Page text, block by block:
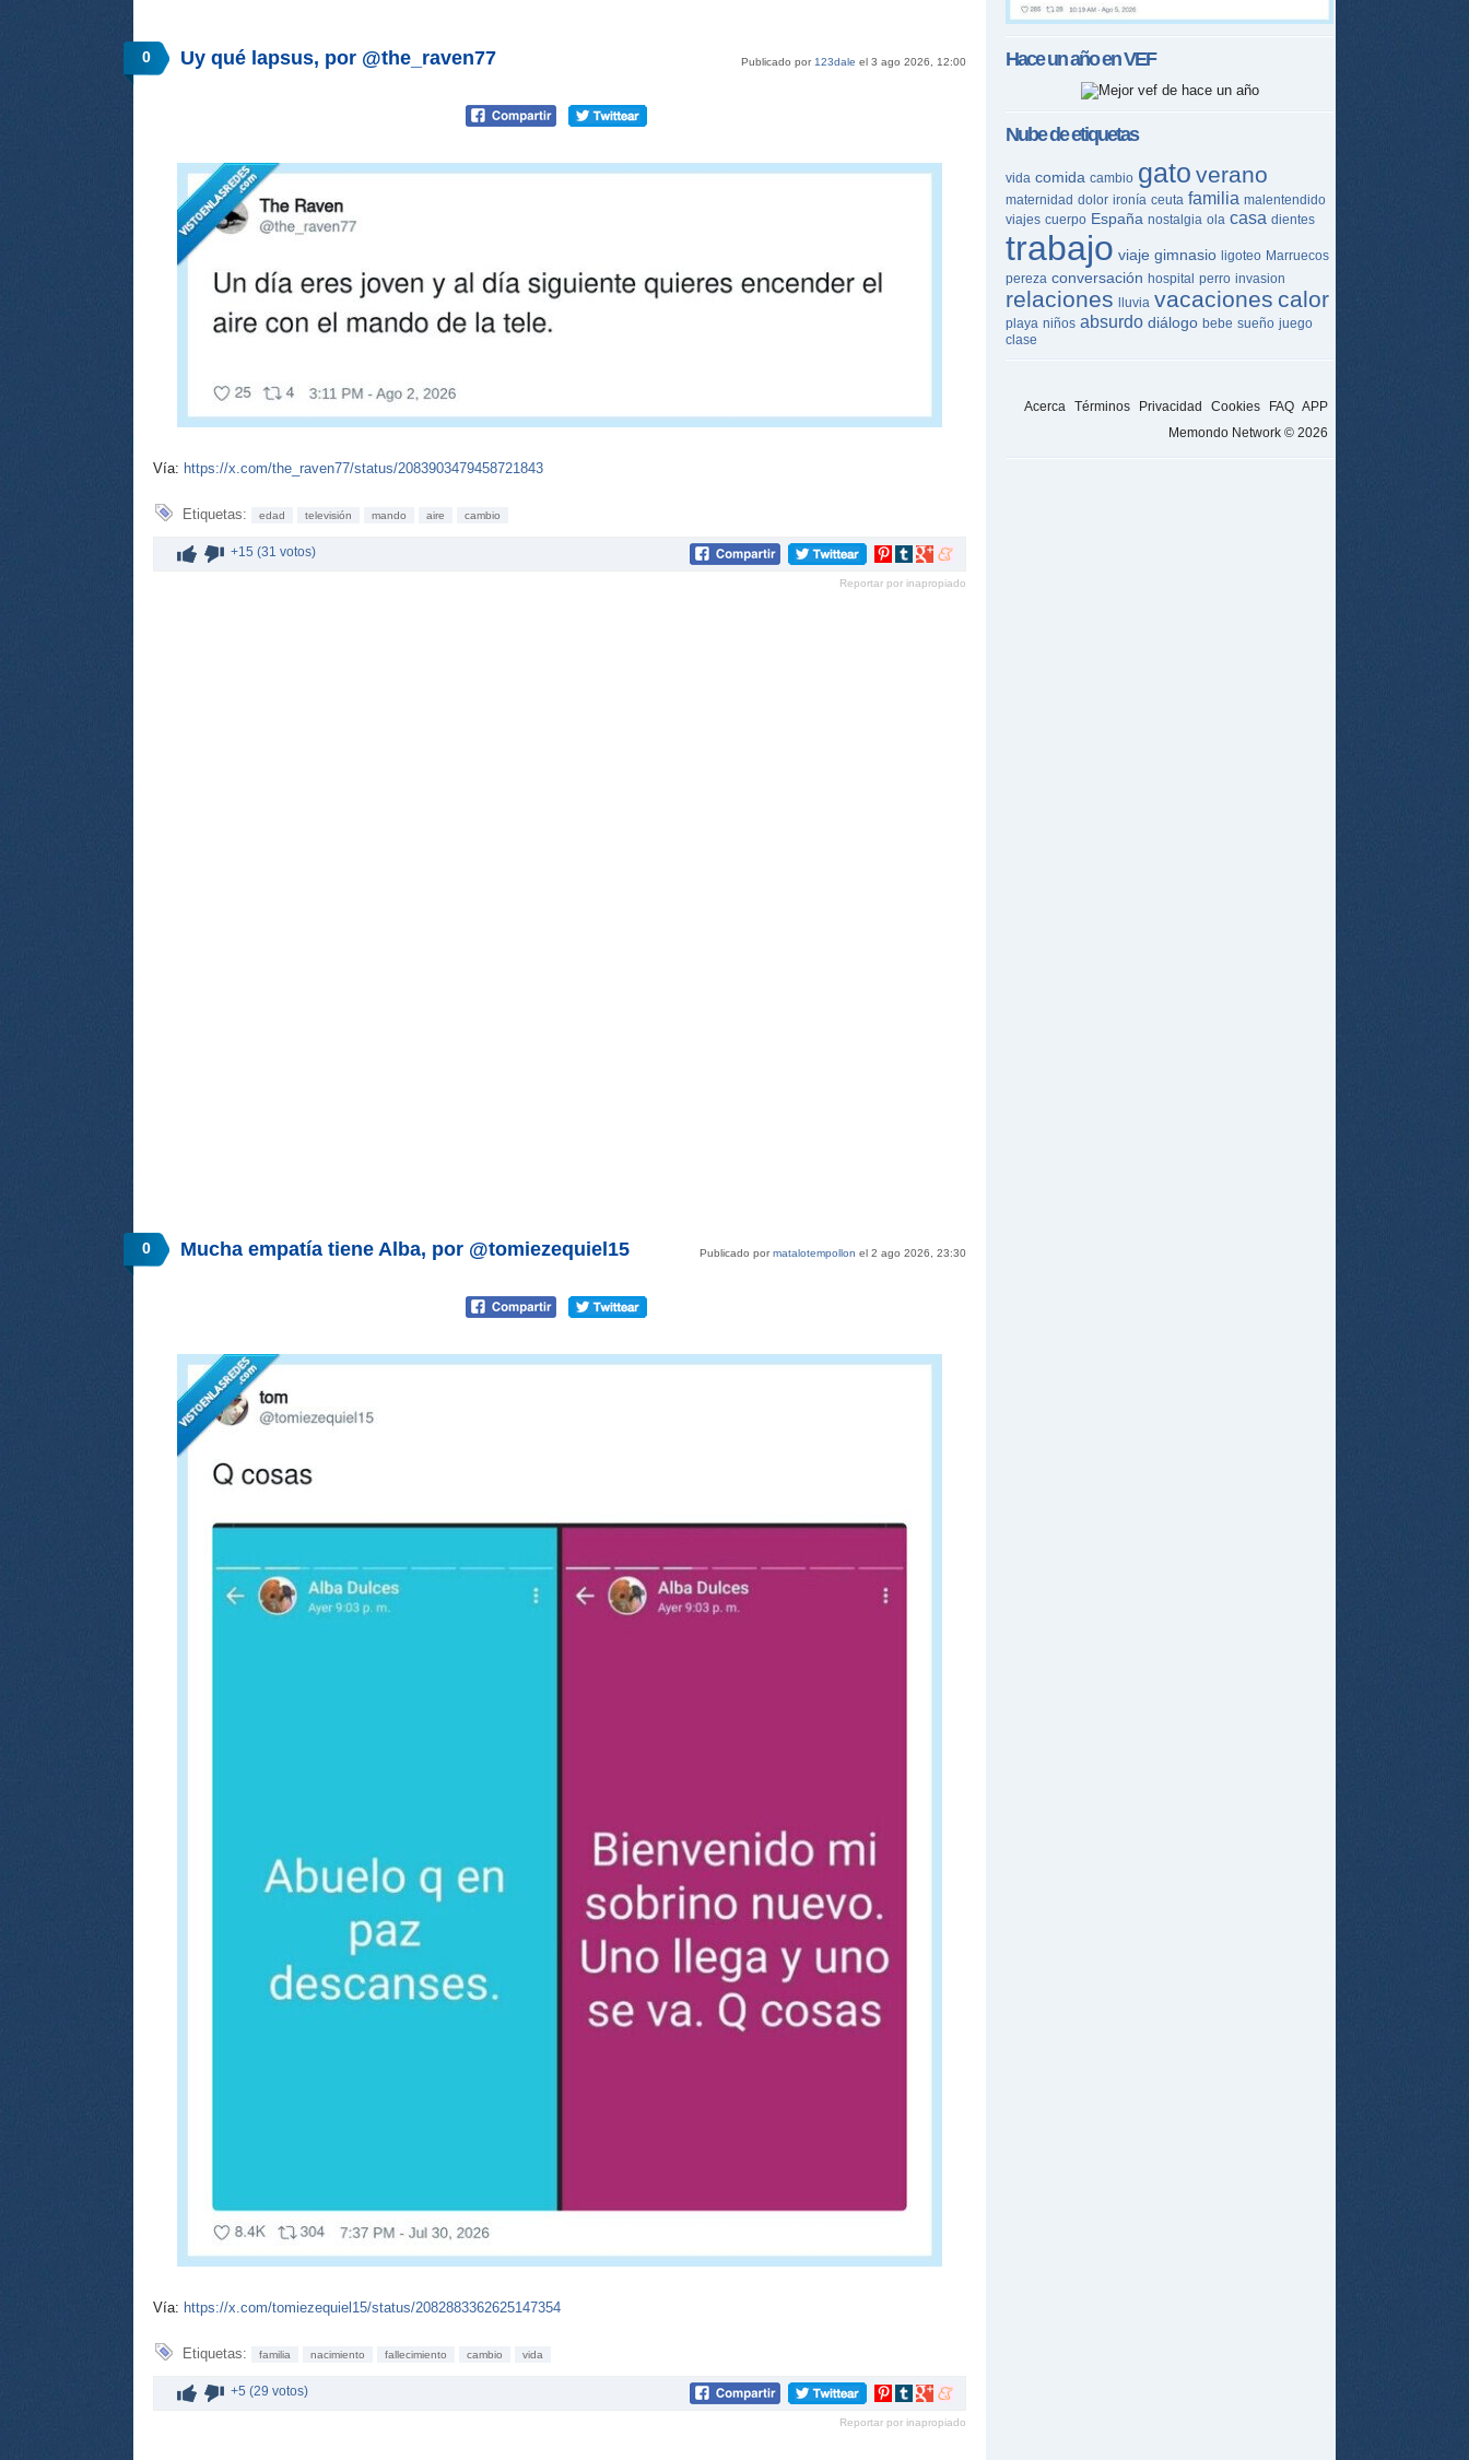
0 Publicado por 123dale el 3 ago 2026, 12:00
Uy qué lapsus, por @the_raven77
Vía: https://x.com/the_raven77/status/2083903479458721843
Etiquetas: edad televisión mando aire cambio
+15 (31 votos)
Compartir
Pinterest
Compartir
tumblr
Compartir
Google+
Compartir
meneame
Reportar por inapropiado
0 Publicado pormatalotempollon el 2 ago 2026, 23:30
Mucha empatía tiene Alba, por @tomiezequiel15
Vía: https://x.com/tomiezequiel15/status/2082883362625147354
Etiquetas: familia nacimiento fallecimiento cambio vida
+5 (29 votos)
Compartir
Pinterest
Compartir
tumblr
Compartir
Google+
Compartir
meneame
Reportar por inapropiado
Hace un año enVEF
Nube de etiquetas
vida comida cambio gato verano
maternidad dolor ironía ceuta familia malentendido
viajes cuerpo España nostalgia ola casa dientes
trabajo viaje gimnasio ligoteo Marruecos
pereza conversación hospital perro invasion
relaciones lluvia vacaciones calor
playa niños absurdo diálogo bebe sueño juego
clase
Acerca Términos Privacidad Cookies FAQ APP
Memondo Network © 2026